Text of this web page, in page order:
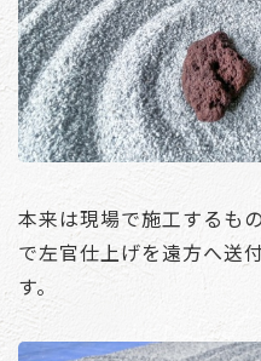
本来は現場で施工するも
で左官仕上げを遠方へ送
す。